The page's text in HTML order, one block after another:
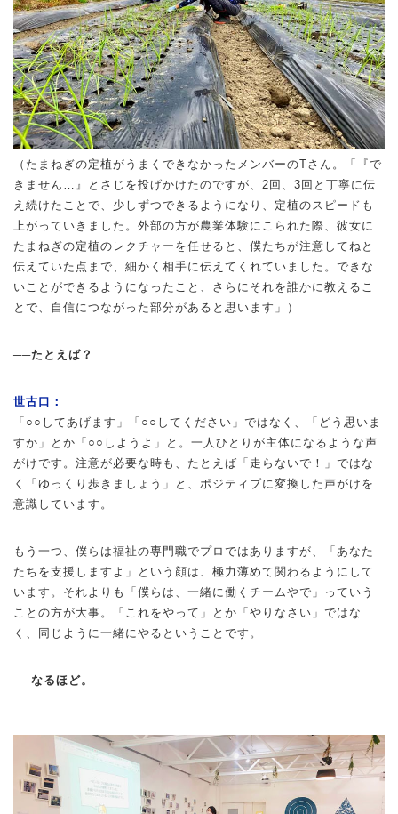
（たまねぎの定植がうまくできなかったメンバーのTさん。「『で
きません…』とさじを投げかけたのですが、2回、3回と丁寧に伝
え続けたことで、少しずつできるようになり、定植のスピードも
上がっていきました。外部の方が農業体験にこられた際、彼女に
たまねぎの定植のレクチャーを任せると、僕たちが注意してねと
伝えていた点まで、細かく相手に伝えてくれていました。できな
いことができるようになったこと、さらにそれを誰かに教えるこ
とで、自信につながった部分があると思います」）
──たとえば？
世古口：
「○○してあげます」「○○してください」ではなく、「どう思いま
すか」とか「○○しようよ」と。一人ひとりが主体になるような声
がけです。注意が必要な時も、たとえば「走らないで！」ではな
く「ゆっくり歩きましょう」と、ポジティブに変換した声がけを
意識しています。
もう一つ、僕らは福祉の専門職でプロではありますが、「あなた
たちを支援しますよ」という顔は、極力薄めて関わるようにして
います。それよりも「僕らは、一緒に働くチームやで」っていう
ことの方が大事。「これをやって」とか「やりなさい」ではな
く、同じように一緒にやるということです。
──なるほど。